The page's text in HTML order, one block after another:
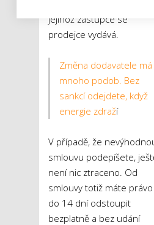
jejíhož zástupce se
prodejce vydává.
Změna dodavatele má
mnoho podob. Bez
sankcí odejdete, když
energie zdraží
V případě, že
smlouvu podepíšete,
není nic ztraceno. Od
smlouvy totiž máte právo
do 14 dní odstoupit
bezplatně a bez udání